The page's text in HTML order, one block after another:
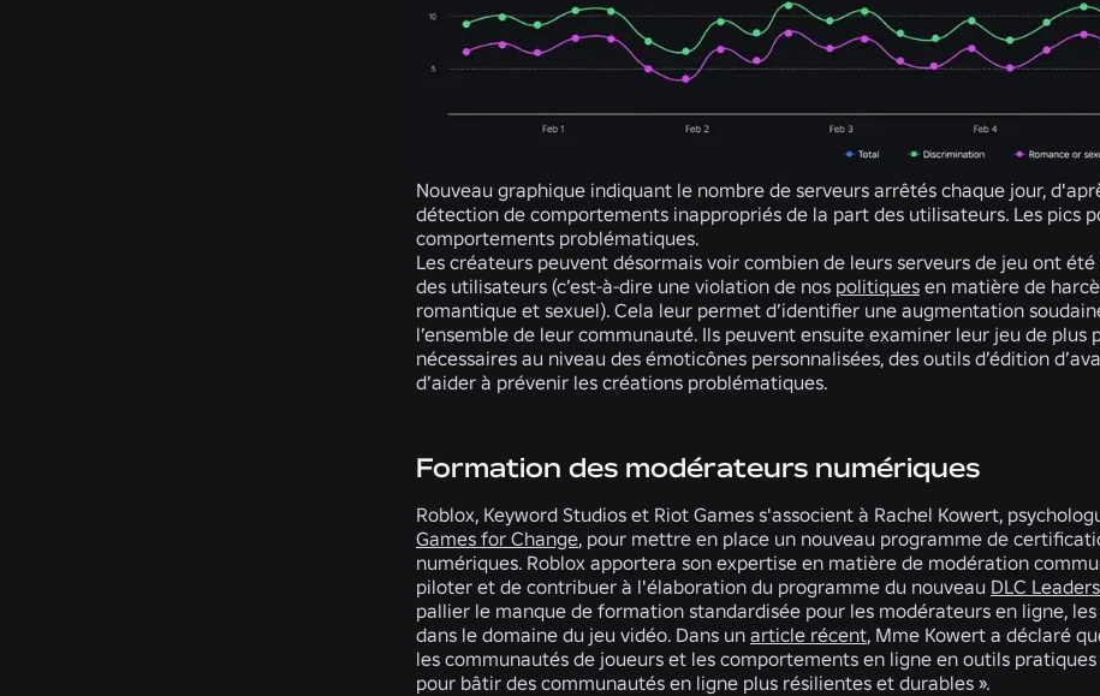
Nouveau graphique indiquant le nombre de serveurs arrêtés chaque jour,
détection de comportements inappropriés de la part des utilisateurs. Les pics
comportements problématiques.
Les créateurs peuvent désormais voir combien de leurs serveurs de jeu ont
des utilisateurs (c’est-à-dire une violation de nos politiques en matière de
romantique et sexuel). Cela leur permet d’identifier une augmentation
l’ensemble de leur communauté. Ils peuvent ensuite examiner leur jeu de
nécessaires au niveau des émoticônes personnalisées, des outils d’édition
d’aider à prévenir les créations problématiques.
Formation des modérateurs numériques
Roblox, Keyword Studios et Riot Games s'associent à Rachel Kowert,
Games for Change, pour mettre en place un nouveau programme de
numériques. Roblox apportera son expertise en matière de modération
piloter et de contribuer à l'élaboration du programme du nouveau DLC
pallier le manque de formation standardisée pour les modérateurs en ligne,
dans le domaine du jeu vidéo. Dans un article récent, Mme Kowert a déclaré
les communautés de joueurs et les comportements en ligne en outils
pour bâtir des communautés en ligne plus résilientes et durables ».